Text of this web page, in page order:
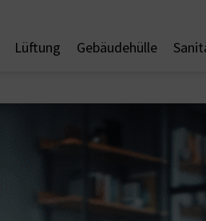
Lüftung Gebäudehülle